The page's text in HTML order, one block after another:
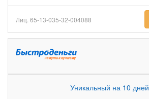
Лиц. 65-13-035-32-004088
Уникальный на 10 дней